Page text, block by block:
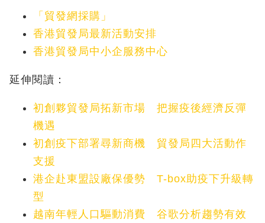
「貿發網採購」
香港貿發局最新活動安排
香港貿發局中小企服務中心
延伸閱讀：
初創夥貿發局拓新市場 把握疫後經濟反彈
機遇
初創疫下部署尋新商機 貿發局四大活動作
支援
港企赴東盟設廠保優勢 T-box助疫下升級轉
型
越南年輕人口驅動消費 谷歌分析趨勢有效